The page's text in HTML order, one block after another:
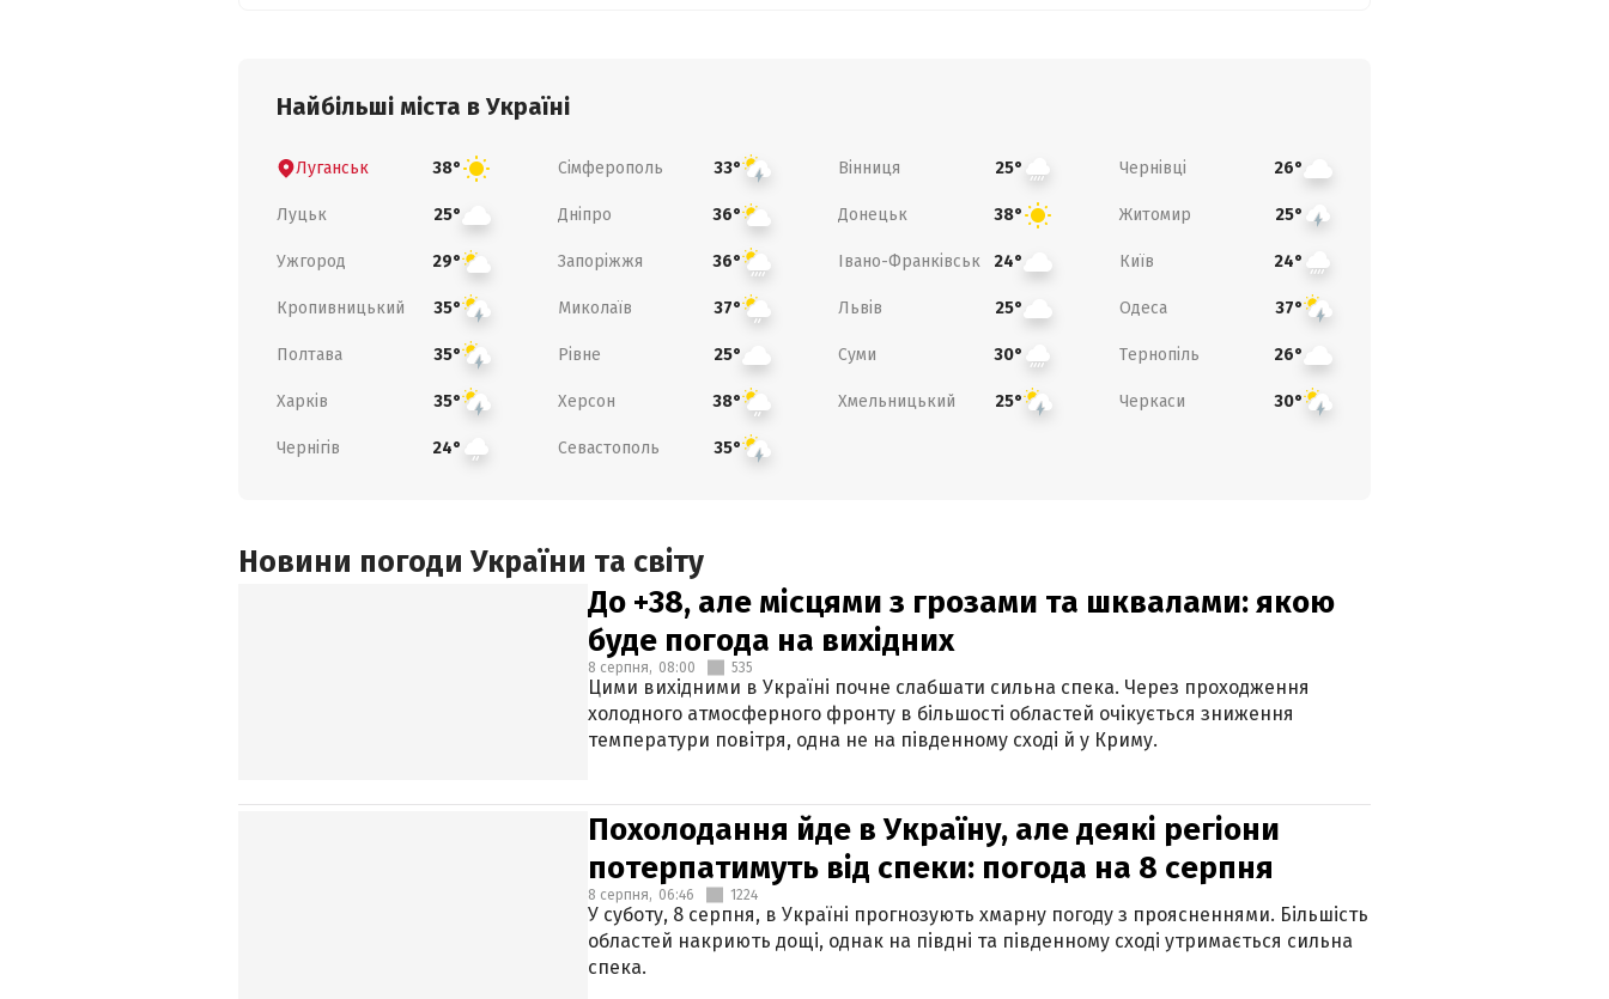
Найбільші міста в Україні
Луганськ 38° Сімферополь 33° Вінниця 25° Чернівці 26°
Луцьк 25° Дніпро 36° Донецьк 38° Житомир 25°
Ужгород 29° Запоріжжя 36° Івано-Франківськ 24° Київ 24°
Кропивницький 35° Миколаїв 37° Львів 25° Одеса 37°
Полтава 35° Рівне 25° Суми 30° Тернопіль 26°
Харків 35° Херсон 38° Хмельницький 25° Черкаси 30°
Чернігів 24° Севастополь 35°
Новини погоди України та світу
До +38, але місцями з грозами та шквалами: якою
буде погода на вихідних
8 серпня, 08:00 535
Цими вихідними в Україні почне слабшати сильна спека. Через проходження
холодного атмосферного фронту в більшості областей очікується зниження
температури повітря, одна не на південному сході й у Криму.
Похолодання йде в Україну, але деякі регіони
потерпатимуть від спеки: погода на 8 серпня
8 серпня, 06:46 1224
У суботу, 8 серпня, в Україні прогнозують хмарну погоду з проясненнями. Більшість
областей накриють дощі, однак на півдні та південному сході утримається сильна
спека.